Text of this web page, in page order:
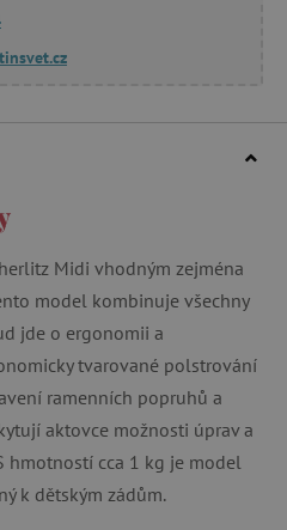
Midi vhodným zejména
model kombinuje všechny
jde o ergonomii a
tvarované polstrování
ramenních popruhů a
aktovce možnosti úprav a
hmotností cca 1 kg je model
k dětským zádům.